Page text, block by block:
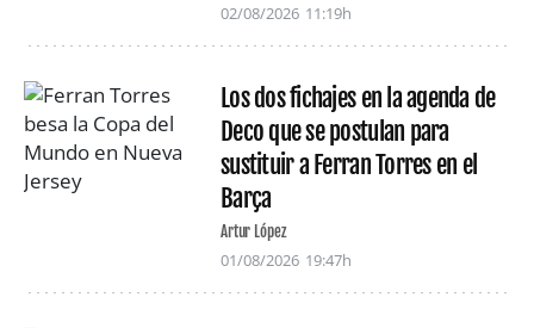
02/08/2026 11:19h
Los dos fichajes en la agenda de
Deco que se postulan para
sustituir a Ferran Torres en el
Barça
Artur López
01/08/2026 19:47h